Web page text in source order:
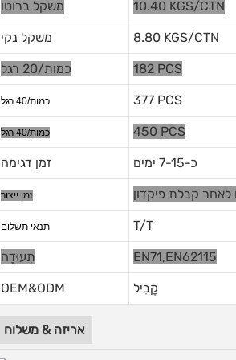
משקל ברוטו 10.40 KGS/CTN
משקל נקי 8.80 KGS/CTN
כמות/20 רגל 182 PCS
כמות/40 רגל 377 PCS
כמות/40 רגל 450 PCS
זמן דגימה כ-7-15 ימים
זמן ייצור
תנאי תשלום T/T
תְעוּדָה EN71,EN62115
OEM&ODM קָבִיל
אריזה & משלוח